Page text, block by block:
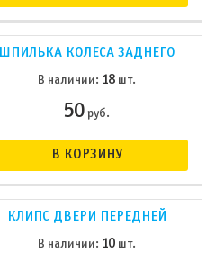
ШПИЛЬКА КОЛЕСА ЗАДНЕГО
В наличии: 18шт.
50 руб.
В КОРЗИНУ
КЛИПС ДВЕРИ ПЕРЕДНЕЙ
В наличии: 10шт.